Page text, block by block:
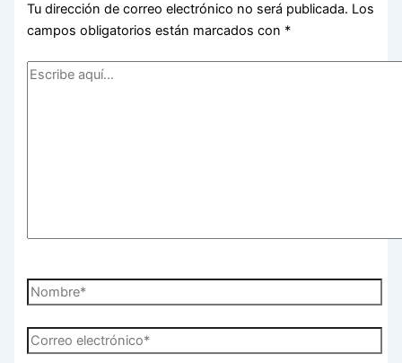
Tu dirección de correo electrónico no será publicada. Los
campos obligatorios están marcados con *
Escribe
Nombre*
Correo
electrónico*